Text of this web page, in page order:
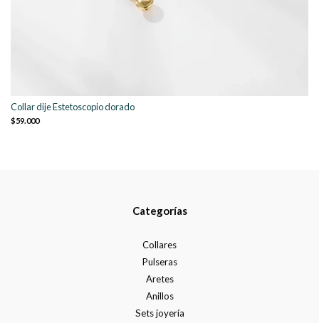
Collar dije Estetoscopio dorado
$59.000
Categorías
Collares
Pulseras
Aretes
Anillos
Sets joyería